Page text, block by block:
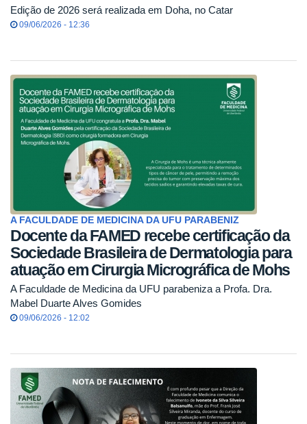
Edição de 2026 será realizada em Doha, no Catar
09/06/2026 - 12:36
A FACULDADE DE MEDICINA DA UFU PARABENIZ
Docente da FAMED recebe certificação da
Sociedade Brasileira de Dermatologia para
atuação em Cirurgia Micrográfica de Mohs
A Faculdade de Medicina da UFU parabeniza a Profa. Dra.
Mabel Duarte Alves Gomides
09/06/2026 - 12:02